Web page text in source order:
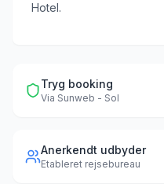
Hotel.
Tryg booking
Via Sunweb - Sol
Anerkendt udbyder
Etableret rejsebureau